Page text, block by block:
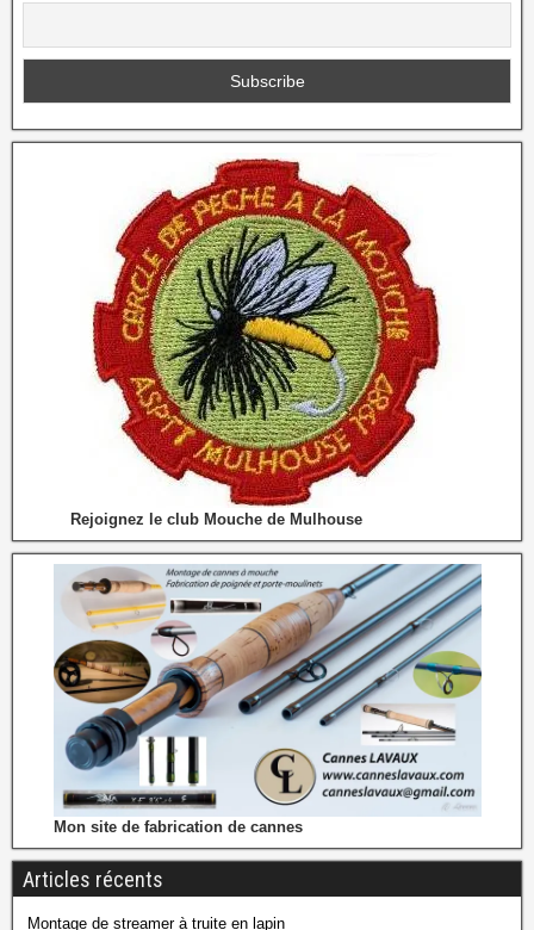
Rejoignez le club Mouche de Mulhouse
Mon site de fabrication de cannes
Articles récents
Montage de streamer à truite en lapin